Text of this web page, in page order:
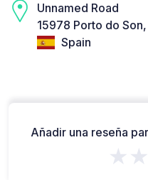
Unnamed Road
15978 Porto do Son,
Spain
Añadir una reseña